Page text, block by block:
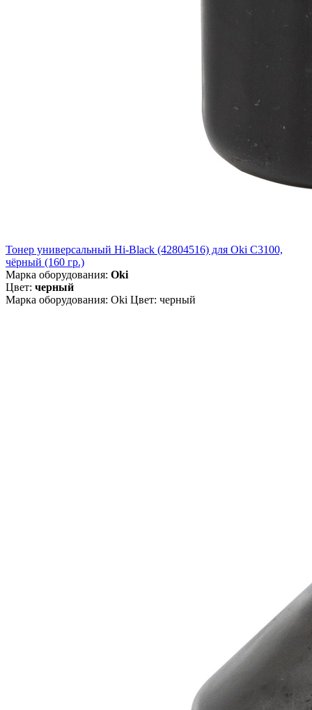
Тонер универсальный Hi-Black (42804516) для Oki С3100,
чёрный (160 гр.)
Марка оборудования: Oki
Цвет: черный
Марка оборудования: Oki Цвет: черный